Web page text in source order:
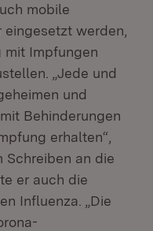
mobile
werden,
mit Impfungen
„Jede und
und
Behinderungen
erhalten“,
Schreiben an die
er auch die
Influenza. „Die